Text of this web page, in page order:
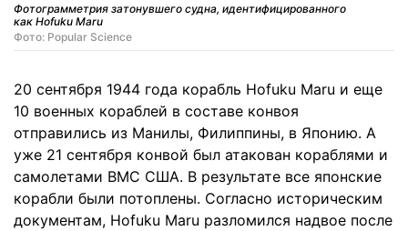
Фотограмметрия затонувшего судна, идентифицированного
как Hofuku Maru
Фото: Popular Science
20 сентября 1944 года корабль Hofuku Maru и еще
10 военных кораблей в составе конвоя
отправились из Манилы, Филиппины, в Японию. А
уже 21 сентября конвой был атакован кораблями и
самолетами ВМС США. В результате все японские
корабли были потоплены. Согласно историческим
документам, Hofuku Maru разломился надвое после